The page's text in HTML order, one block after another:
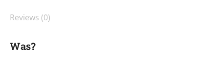
Reviews (0)
Was?